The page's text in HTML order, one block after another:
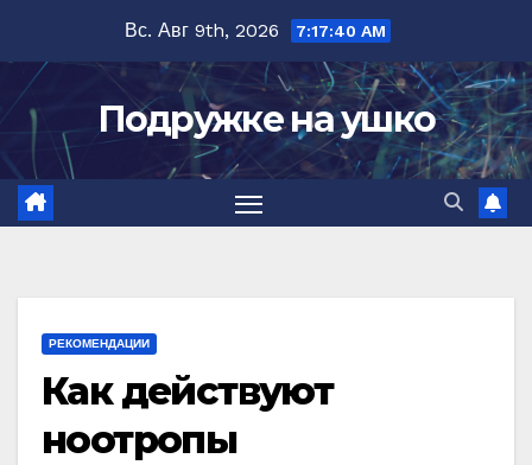
содержимому
Вс. Авг 9th, 2026 7:17:41 AM
Подружке на ушко
РЕКОМЕНДАЦИИ
Как действуют
ноотропы